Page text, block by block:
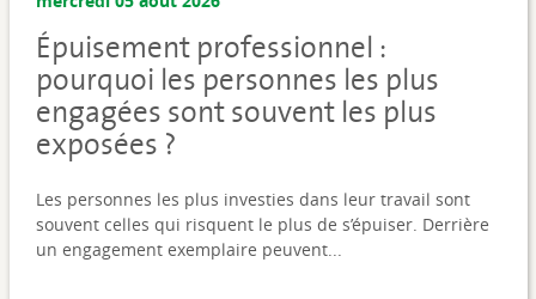
Épuisement professionnel :
pourquoi les personnes les plus
engagées sont souvent les plus
exposées ?
Les personnes les plus investies dans leur travail sont
souvent celles qui risquent le plus de s’épuiser. Derrière
un engagement exemplaire peuvent...